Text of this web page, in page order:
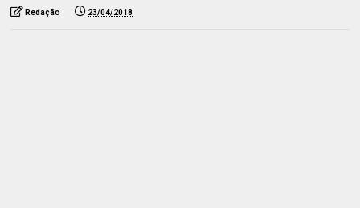
Redação 23/04/2018